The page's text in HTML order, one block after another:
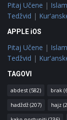
Pitaj Učene |
Tedžvid |
APPLE iOS
Pitaj Učene |
Tedžvid |
TAGOVI
abdest (582) brak
hadždž (207) hajz